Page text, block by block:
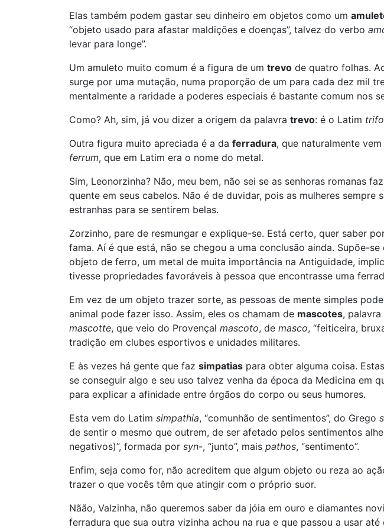
Elas também podem gastar seu dinheiro em objetos como um
“objeto usado para afastar maldições e doenças”, talvez do verbo
levar para longe”.
Um amuleto muito comum é a figura de um trevo de quatro folhas.
surge por uma mutação, numa proporção de um para cada dez mil
mentalmente a raridade a poderes especiais é bastante comum nos
Como? Ah, sim, já vou dizer a origem da palavra trevo: é o Latim
Outra figura muito apreciada é a da ferradura, que naturalmente
ferrum, que em Latim era o nome do metal.
Sim, Leonorzinha? Não, meu bem, não sei se as senhoras romanas
quente em seus cabelos. Não é de duvidar, pois as mulheres sempre
estranhas para se sentirem belas.
Zorzinho, pare de resmungar e explique-se. Está certo, quer saber
fama. Aí é que está, não se chegou a uma conclusão ainda. Supõe-
objeto de ferro, um metal de muita importância na Antiguidade,
tivesse propriedades favoráveis à pessoa que encontrasse uma
Em vez de um objeto trazer sorte, as pessoas de mente simples
animal pode fazer isso. Assim, eles os chamam de mascotes,
mascotte, que veio do Provençal mascoto, de masco, “feiticeira,
tradição em clubes esportivos e unidades militares.
E às vezes há gente que faz simpatias para obter alguma coisa.
se conseguir algo e seu uso talvez venha da época da Medicina em
para explicar a afinidade entre órgãos do corpo ou seus humores.
Esta vem do Latim simpathia, “comunhão de sentimentos”, do Grego
de sentir o mesmo que outrem, de ser afetado pelos sentimentos
negativos)”, formada por syn-, “junto”, mais pathos, “sentimento”.
Enfim, seja como for, não acreditem que algum objeto ou reza ao
trazer o que vocês têm que atingir com o próprio suor.
Nãão, Valzinha, não queremos saber da jóia em ouro e diamantes
ferradura que sua outra vizinha achou na rua e que passou a usar